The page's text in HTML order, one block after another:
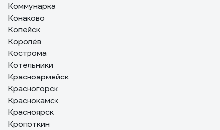
Коммунарка
Конаково
Копейск
Королёв
Кострома
Котельники
Красноармейск
Красногорск
Краснокамск
Красноярск
Кропоткин